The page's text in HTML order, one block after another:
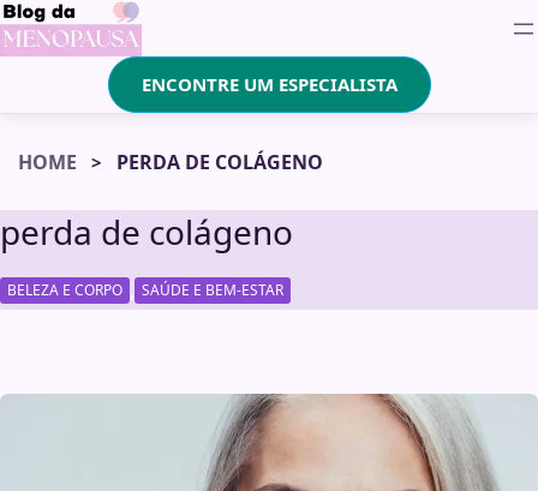
ENCONTRE UM ESPECIALISTA
HOME PERDA DE COLÁGENO
perda de colágeno
BELEZA E CORPO , SAÚDE E BEM-ESTAR